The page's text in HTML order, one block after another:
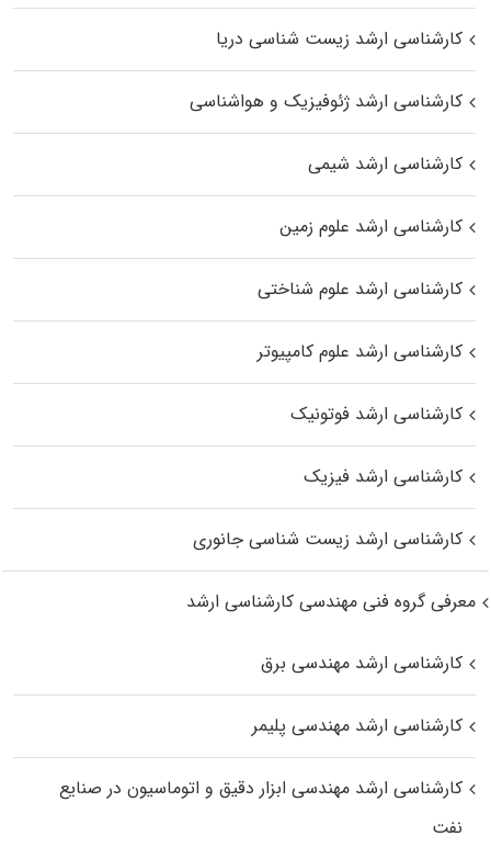
کارشناسی ارشد زیست‌ شناسی دریا
کارشناسی ارشد ژئوفیزیک و هواشناسی
کارشناسی ارشد شیمی
کارشناسی ارشد علوم زمین
کارشناسی ارشد علوم شناختی
کارشناسی ارشد علوم کامپیوتر
کارشناسی ارشد فوتونیک
کارشناسی ارشد فیزیک
کارشناسی ارشد زیست‌ شناسی جانوری
معرفی گروه فنی مهندسی کارشناسی ارشد
کارشناسی ارشد مهندسی برق
کارشناسی ارشد مهندسی پلیمر
کارشناسی ارشد مهندسی ابزار دقیق و اتوماسیون در صنایع
نفت